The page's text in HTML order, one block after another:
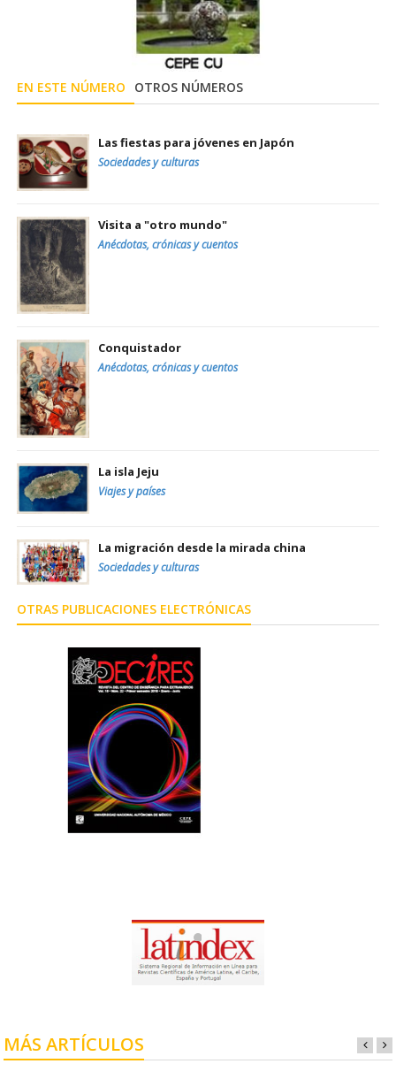
EN ESTE NÚMERO OTROS NÚMEROS
Las fiestas para jóvenes en Japón
Sociedades y culturas
Visita a "otro mundo"
Anécdotas, crónicas y cuentos
Conquistador
Anécdotas, crónicas y cuentos
La isla Jeju
Viajes y países
La migración desde la mirada china
Sociedades y culturas
OTRAS PUBLICACIONES ELECTRÓNICAS
MÁS ARTÍCULOS